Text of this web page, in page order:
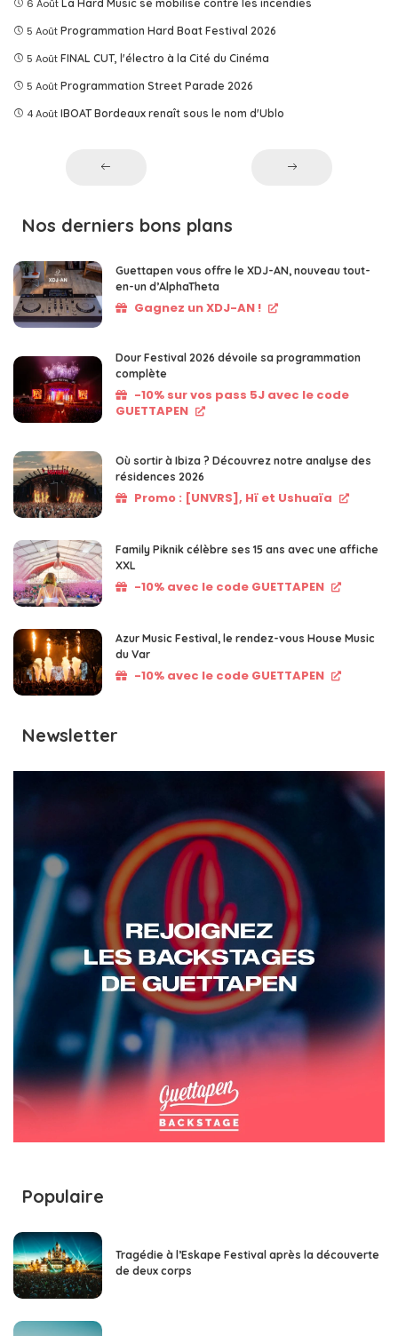
6 Août La Hard Music se mobilise contre les incendies
5 Août Programmation Hard Boat Festival 2026
5 Août FINAL CUT, l'électro à la Cité du Cinéma
5 Août Programmation Street Parade 2026
4 Août IBOAT Bordeaux renaît sous le nom d'Ublo
Nos derniers bons plans
Guettapen vous offre le XDJ-AN, nouveau tout-
en-un d’AlphaTheta
Gagnez un XDJ-AN !
Dour Festival 2026 dévoile sa programmation
complète
-10% sur vos pass 5J avec le code
GUETTAPEN
Où sortir à Ibiza ? Découvrez notre analyse des
résidences 2026
Promo : [UNVRS], Hï et Ushuaïa
Family Piknik célèbre ses 15 ans avec une affiche
XXL
-10% avec le code GUETTAPEN
Azur Music Festival, le rendez-vous House Music
du Var
-10% avec le code GUETTAPEN
Newsletter
Populaire
Tragédie à l’Eskape Festival après la découverte
de deux corps